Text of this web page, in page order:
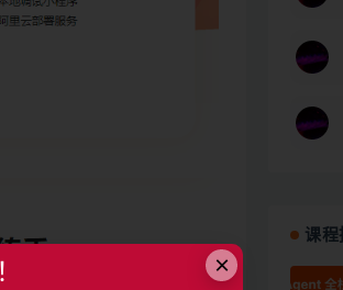
课程
×